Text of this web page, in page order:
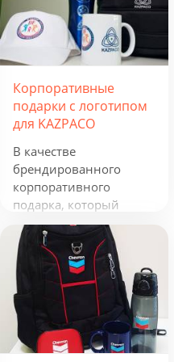
Корпоративные
подарки с логотипом
для KAZPACO
В качестве
брендированного
корпоративного
подарка, который
можно использовать в
течение всего года, мы
предложили набор из
рюкзака, фонарика,
термокружки и
беспроводного
зарядного устройства.
Эти сувениры с